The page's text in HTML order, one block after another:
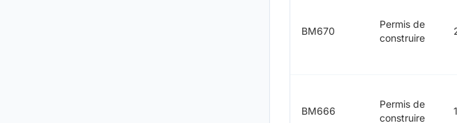
BM670
Permis de
construire
BM666
Permis de
construire